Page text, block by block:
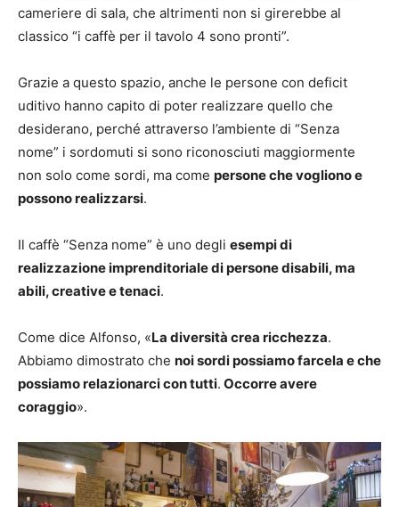
cameriere di sala, che altrimenti non si girerebbe al
classico “i caffè per il tavolo 4 sono pronti”.
Grazie a questo spazio, anche le persone con deficit
uditivo hanno capito di poter realizzare quello che
desiderano, perché attraverso l’ambiente di “Senza
nome” i sordomuti si sono riconosciuti maggiormente
non solo come sordi, ma come persone che vogliono e
possono realizzarsi.
Il caffè “Senza nome” è uno degli esempi di
realizzazione imprenditoriale di persone disabili, ma
abili, creative e tenaci.
Come dice Alfonso, «La diversità crea ricchezza.
Abbiamo dimostrato che noi sordi possiamo farcela e che
possiamo relazionarci con tutti. Occorre avere
coraggio».